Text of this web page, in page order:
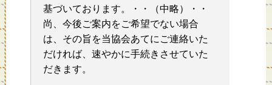
基づいております。・・（中略）・・
尚、今後ご案内をご希望でない場合
は、その旨を当協会あてにご連絡いた
だければ、速やかに手続きさせていた
だきます。